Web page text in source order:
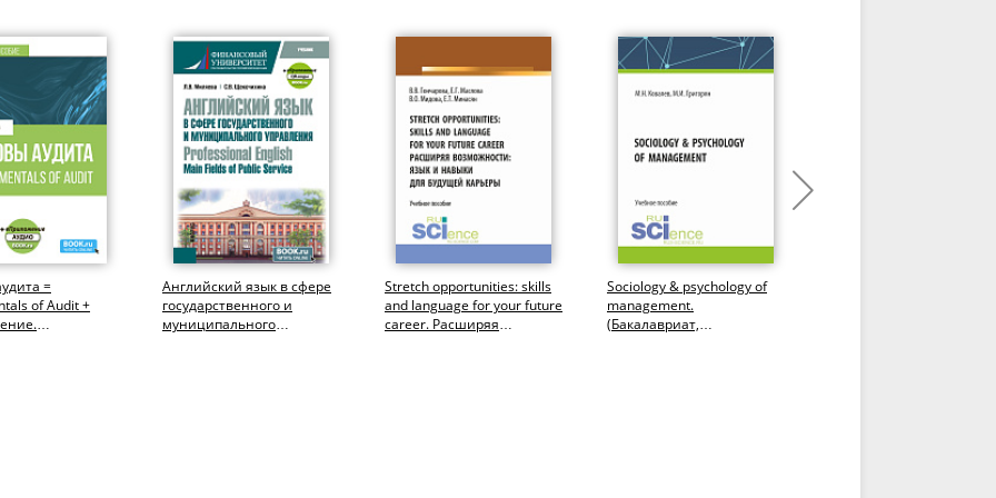
=
of Audit +
Английский язык в сфере
государственного и
муниципального
Stretch opportunities: skills
and language for your future
career. Расширяя
Sociology & psychology of
management.
(Бакалавриат,